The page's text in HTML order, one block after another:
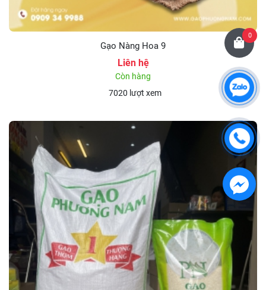
Gạo Nàng Hoa 9
Liên hệ
Còn hàng
7020 lượt xem
0